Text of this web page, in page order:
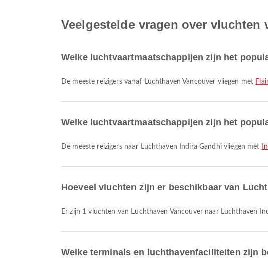
Veelgestelde vragen over
Welke luchtvaartmaatschappijen zijn het
De meeste reizigers vanaf Luchthaven Vancouver vliegen met
Welke luchtvaartmaatschappijen zijn het
De meeste reizigers naar Luchthaven Indira Gandhi vliegen met
Hoeveel vluchten zijn er beschikbaar van
Er zijn 1 vluchten van Luchthaven Vancouver naar Luchthaven
Welke terminals en luchthavenfaciliteiten zijn